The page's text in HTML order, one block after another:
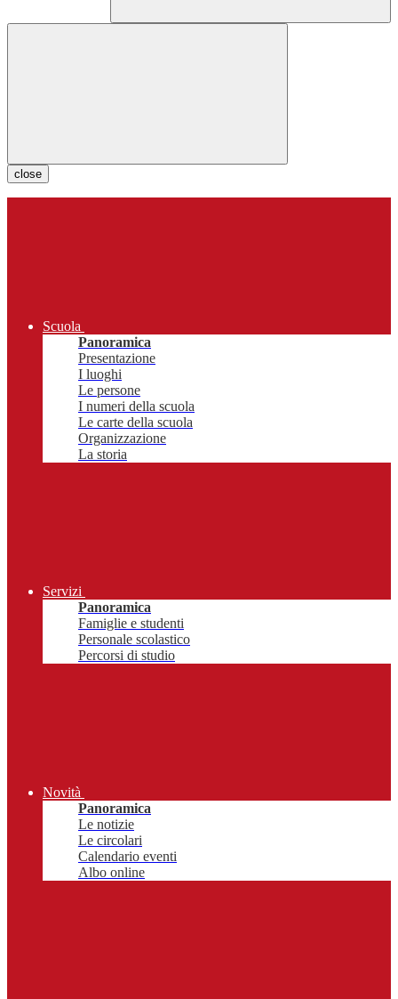
close
Scuola
Panoramica
Presentazione
I luoghi
Le persone
I numeri della scuola
Le carte della scuola
Organizzazione
La storia
Servizi
Panoramica
Famiglie e studenti
Personale scolastico
Percorsi di studio
Novità
Panoramica
Le notizie
Le circolari
Calendario eventi
Albo online